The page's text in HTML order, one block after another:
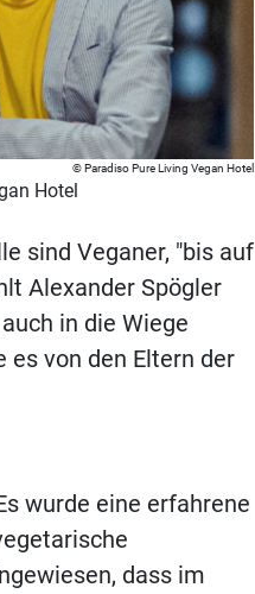
Paradiso Pure Living Vegan Hotel
Hotel
sind Veganer, "bis auf
Alexander Spögler
in die Wiege
es von den Eltern der
wurde eine erfahrene
dass im